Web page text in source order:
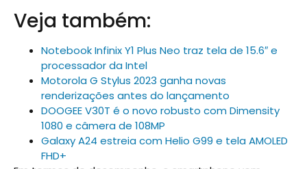
Veja também:
Notebook Infinix Y1 Plus Neo traz tela de 15.6″ e
processador da Intel
Motorola G Stylus 2023 ganha novas
renderizações antes do lançamento
DOOGEE V30T é o novo robusto com Dimensity
1080 e câmera de 108MP
Galaxy A24 estreia com Helio G99 e tela AMOLED
FHD+